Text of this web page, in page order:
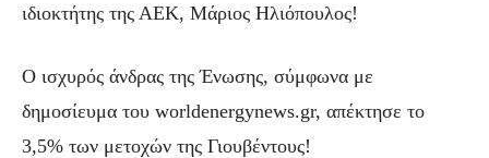
ιδιοκτήτης της ΑΕΚ, Μάριος Ηλιόπουλος!
Ο ισχυρός άνδρας της Ένωσης, σύμφωνα με
δημοσίευμα του worldenergynews.gr, απέκτησε το
3,5% των μετοχών της Γιουβέντους!